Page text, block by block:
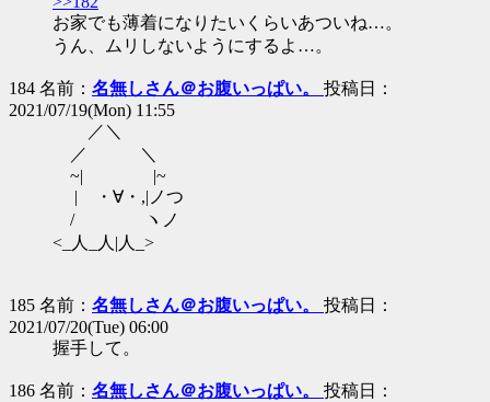
お家でも薄着になりたいくらいあついね…。
うん、ムリしないようにするよ…。
184 名前： 名無しさん＠お腹いっぱい。 投稿日：
2021/07/19(Mon) 11:55
／＼
／ ＼
~| |~
| ・∀・,|ノつ
/ ヽノ
<_人_人|人_>
185 名前： 名無しさん＠お腹いっぱい。 投稿日：
2021/07/20(Tue) 06:00
握手して。
186 名前： 名無しさん＠お腹いっぱい。 投稿日：